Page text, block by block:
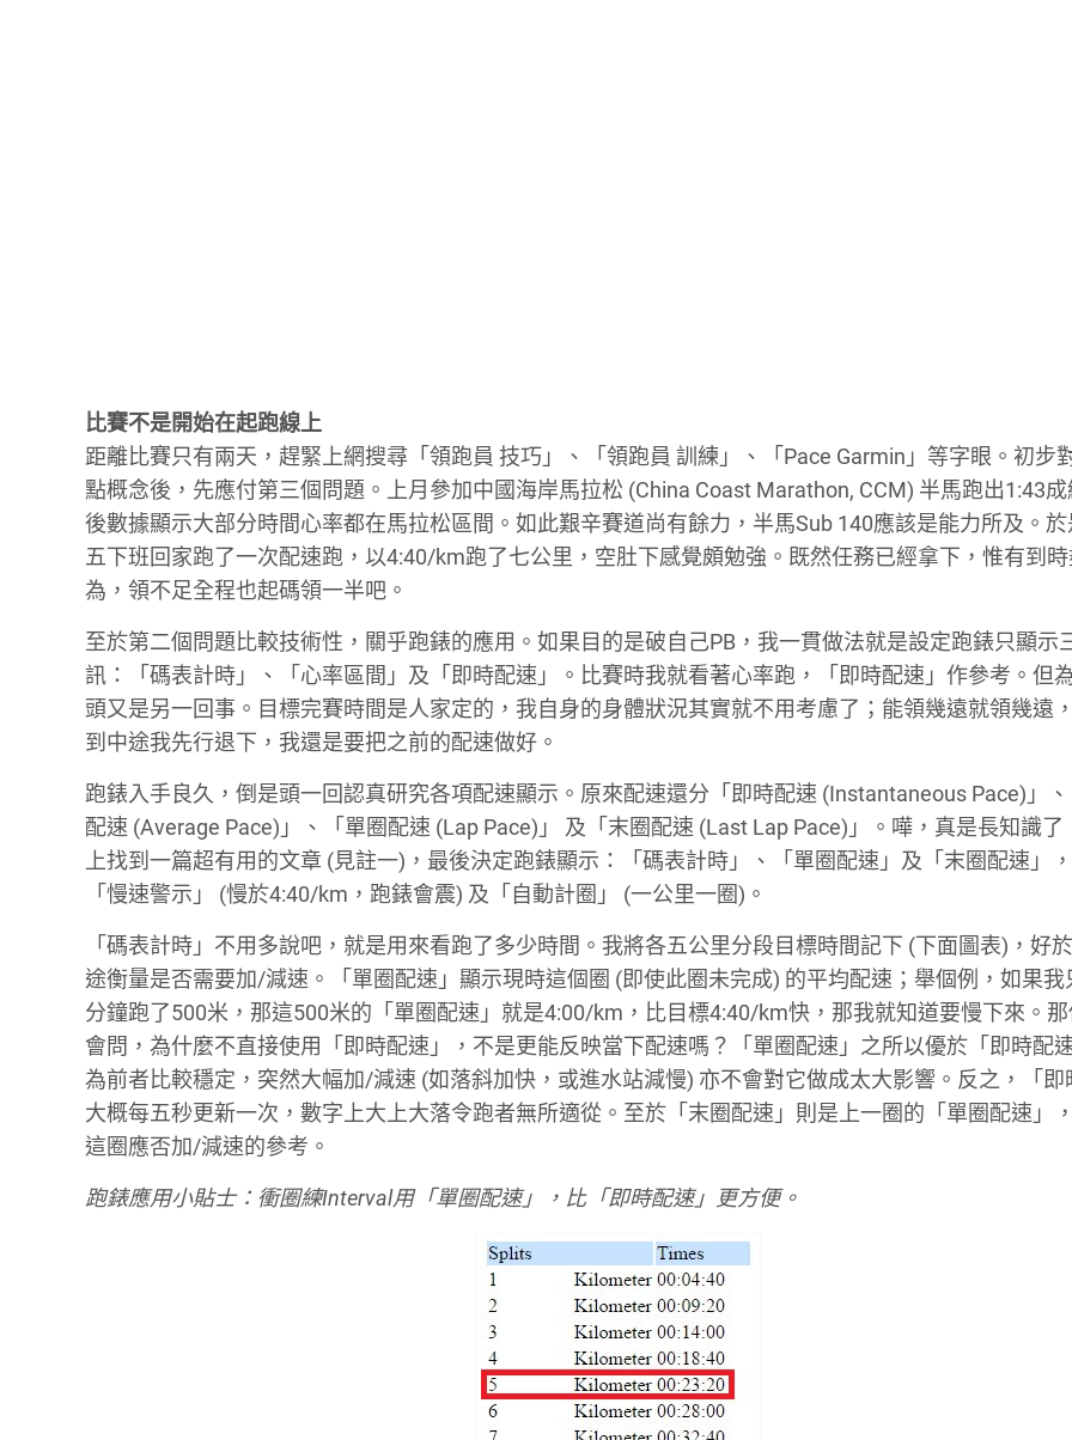
比賽不是開始在起跑線上
距離比賽只有兩天，趕緊上網搜尋「領跑員 技巧」、「領跑員 訓練」、「Pace Garmin」等字眼。初步
點概念後，先應付第三個問題。上月參加中國海岸馬拉松 (China Coast Marathon, CCM) 半馬跑出1:43
後數據顯示大部分時間心率都在馬拉松區間。如此艱辛賽道尚有餘力，半馬Sub 140應該是能力所及。
五下班回家跑了一次配速跑，以4:40/km跑了七公里，空肚下感覺頗勉強。既然任務已經拿下，惟有到
為，領不足全程也起碼領一半吧。
至於第二個問題比較技術性，關乎跑錶的應用。如果目的是破自己PB，我一貫做法就是設定跑錶只顯示
訊：「碼表計時」、「心率區間」及「即時配速」。比賽時我就看著心率跑，「即時配速」作參考。但
頭又是另一回事。目標完賽時間是人家定的，我自身的身體狀況其實就不用考慮了；能領幾遠就領幾遠
到中途我先行退下，我還是要把之前的配速做好。
跑錶入手良久，倒是頭一回認真研究各項配速顯示。原來配速還分「即時配速 (Instantaneous Pace)」
配速 (Average Pace)」、「單圈配速 (Lap Pace)」 及「末圈配速 (Last Lap Pace)」。嘩，真是長知識了
上找到一篇超有用的文章 (見註一)，最後決定跑錶顯示：「碼表計時」、「單圈配速」及「末圈配速」
「慢速警示」 (慢於4:40/km，跑錶會震) 及「自動計圈」 (一公里一圈)。
「碼表計時」不用多說吧，就是用來看跑了多少時間。我將各五公里分段目標時間記下 (下面圖表)，好
途衡量是否需要加/減速。「單圈配速」顯示現時這個圈 (即使此圈未完成) 的平均配速；舉個例，如果我
分鐘跑了500米，那這500米的「單圈配速」就是4:00/km，比目標4:40/km快，那我就知道要慢下來。
會問，為什麼不直接使用「即時配速」，不是更能反映當下配速嗎？「單圈配速」之所以優於「即時配
為前者比較穩定，突然大幅加/減速 (如落斜加快，或進水站減慢) 亦不會對它做成太大影響。反之，「即
大概每五秒更新一次，數字上大上大落令跑者無所適從。至於「末圈配速」則是上一圈的「單圈配速」
這圈應否加/減速的參考。
跑錶應用小貼士：衝圈練Interval用「單圈配速」，比「即時配速」更方便。